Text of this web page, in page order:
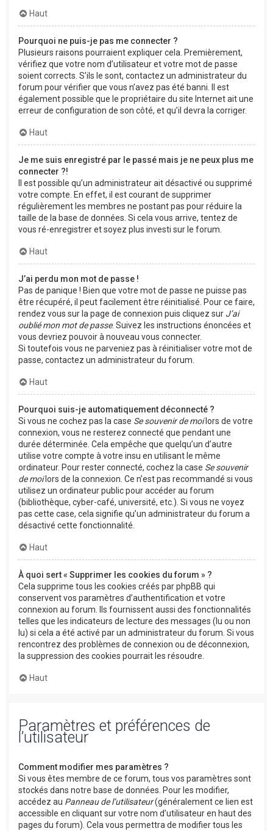
Haut
Pourquoi ne puis-je pas me connecter ?
Plusieurs raisons pourraient expliquer cela. Premièrement,
vérifiez que votre nom d’utilisateur et votre mot de passe
soient corrects. S’ils le sont, contactez un administrateur du
forum pour vérifier que vous n’avez pas été banni. Il est
également possible que le propriétaire du site Internet ait une
erreur de configuration de son côté, et qu’il devra la corriger.
Haut
Je me suis enregistré par le passé mais je ne peux plus me
connecter ?!
Il est possible qu’un administrateur ait désactivé ou supprimé
votre compte. En effet, il est courant de supprimer
régulièrement les membres ne postant pas pour réduire la
taille de la base de données. Si cela vous arrive, tentez de
vous ré-enregistrer et soyez plus investi sur le forum.
Haut
J’ai perdu mon mot de passe !
Pas de panique ! Bien que votre mot de passe ne puisse pas
être récupéré, il peut facilement être réinitialisé. Pour ce faire,
rendez vous sur la page de connexion puis cliquez sur J’ai
oublié mon mot de passe. Suivez les instructions énoncées et
vous devriez pouvoir à nouveau vous connecter.
Si toutefois vous ne parveniez pas à réinitialiser votre mot de
passe, contactez un administrateur du forum.
Haut
Pourquoi suis-je automatiquement déconnecté ?
Si vous ne cochez pas la case Se souvenir de moilors de votre
connexion, vous ne resterez connecté que pendant une
durée déterminée. Cela empêche que quelqu’un d’autre
utilise votre compte à votre insu en utilisant le même
ordinateur. Pour rester connecté, cochez la case Se souvenir
de moilors de la connexion. Ce n’est pas recommandé si vous
utilisez un ordinateur public pour accéder au forum
(bibliothèque, cyber-café, université, etc.). Si vous ne voyez
pas cette case, cela signifie qu’un administrateur du forum a
désactivé cette fonctionnalité.
Haut
À quoi sert « Supprimer les cookies du forum » ?
Cela supprime tous les cookies créés par phpBB qui
conservent vos paramètres d’authentification et votre
connexion au forum. Ils fournissent aussi des fonctionnalités
telles que les indicateurs de lecture des messages (lu ou non
lu) si cela a été activé par un administrateur du forum. Si vous
rencontrez des problèmes de connexion ou de déconnexion,
la suppression des cookies pourrait les résoudre.
Haut
Paramètres et préférences de
l’utilisateur
Comment modifier mes paramètres ?
Si vous êtes membre de ce forum, tous vos paramètres sont
stockés dans notre base de données. Pour les modifier,
accédez au Panneau de l’utilisateur(généralement ce lien est
accessible en cliquant sur votre nom d’utilisateur en haut des
pages du forum). Cela vous permettra de modifier tous les